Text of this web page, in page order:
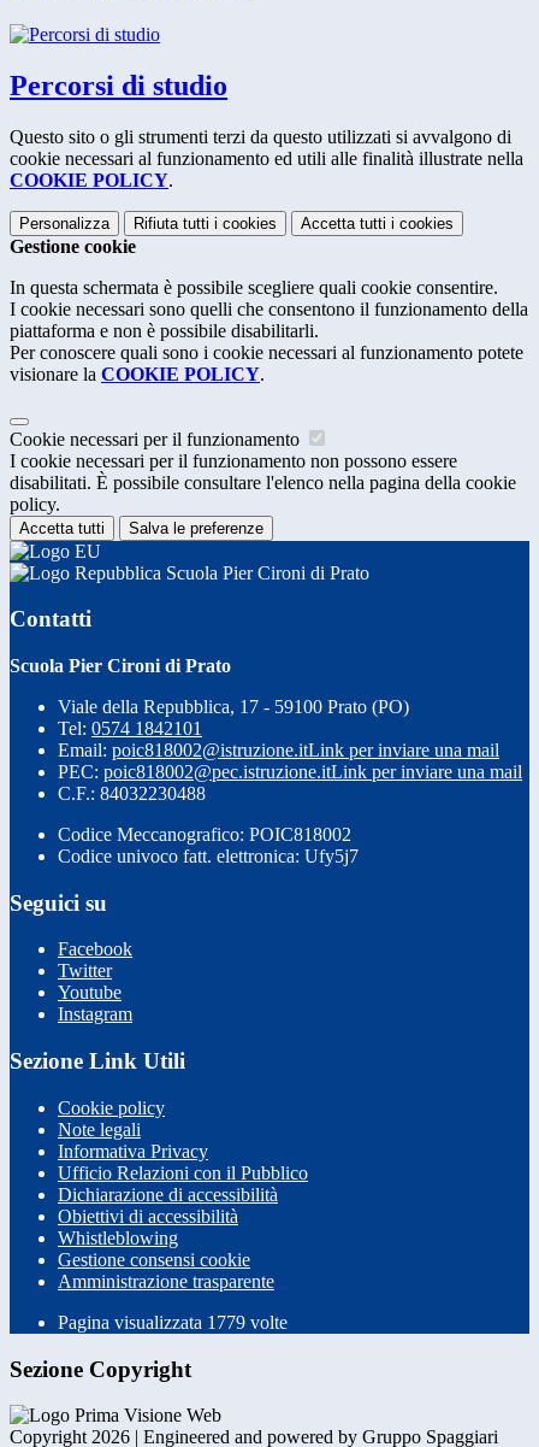
Percorsi di studio
Questo sito o gli strumenti terzi da questo utilizzati si avvalgono di
cookie necessari al funzionamento ed utili alle finalità illustrate nella
COOKIE POLICY.
Personalizza Rifiuta tutti i cookies Accetta tutti i cookies
Gestione cookie
In questa schermata è possibile scegliere quali cookie consentire.
I cookie necessari sono quelli che consentono il funzionamento della
piattaforma e non è possibile disabilitarli.
Per conoscere quali sono i cookie necessari al funzionamento potete
visionare la COOKIE POLICY.
Cookie necessari per il funzionamento
I cookie necessari per il funzionamento non possono essere
disabilitati. È possibile consultare l'elenco nella pagina della cookie
policy.
Accetta tutti Salva le preferenze
Scuola Pier Cironi di Prato
Contatti
Scuola Pier Cironi di Prato
Viale della Repubblica, 17 - 59100 Prato (PO)
Tel: 0574 1842101
Email: poic818002@istruzione.itLink per inviare una mail
PEC: poic818002@pec.istruzione.itLink per inviare una mail
C.F.: 84032230488
Codice Meccanografico: POIC818002
Codice univoco fatt. elettronica: Ufy5j7
Seguici su
Facebook
Twitter
Youtube
Instagram
Sezione Link Utili
Cookie policy
Note legali
Informativa Privacy
Ufficio Relazioni con il Pubblico
Dichiarazione di accessibilità
Obiettivi di accessibilità
Whistleblowing
Gestione consensi cookie
Amministrazione trasparente
Pagina visualizzata 1779 volte
Sezione Copyright
Copyright 2026 | Engineered and powered by Gruppo Spaggiari